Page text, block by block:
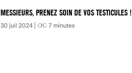
MESSIEURS, PRENEZ SOIN DE VOS TESTICULES !
30 juil 2024 7 minutes